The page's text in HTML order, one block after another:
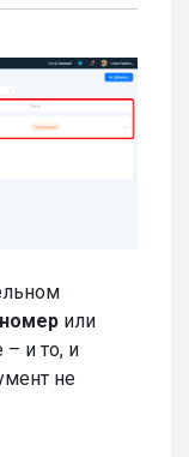
номер или
– и то, и
не